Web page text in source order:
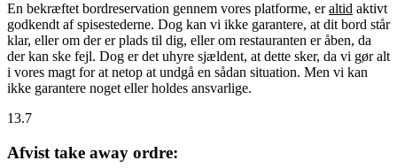
En bekræftet bordreservation gennem vores platforme, eraltid aktivt
godkendt af spisestederne. Dog kan vi ikke garantere, at dit bord står
klar, eller om der er plads til dig, eller om restauranten er åben, da
der kan ske fejl. Dog er det uhyre sjældent, at dette sker, da vi gør alt
i vores magt for at netop at undgå en sådan situation. Men vi kan
ikke garantere noget eller holdes ansvarlige.
13.7
Afvist take away ordre: